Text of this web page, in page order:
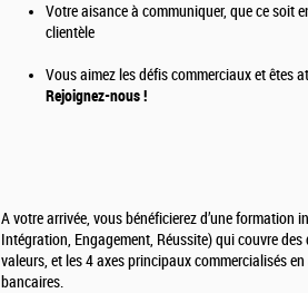
Votre aisance à communiquer, que ce soit
clientèle
Vous aimez les défis commerciaux et êtes
Rejoignez-nous !
A votre arrivée, vous bénéficierez d’une formation
Intégration, Engagement, Réussite) qui couvre
valeurs, et les 4 axes principaux commercialisés
bancaires.